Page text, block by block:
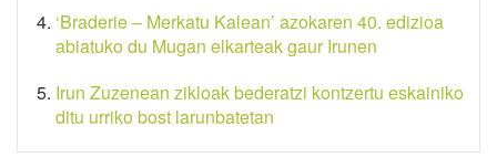
‘Braderie – Merkatu Kalean’ azokaren 40. edizioa
abiatuko du Mugan elkarteak gaur Irunen
Irun Zuzenean zikloak bederatzi kontzertu eskainiko
ditu urriko bost larunbatetan